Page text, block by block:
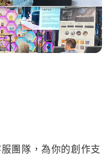
團隊，為你的創作支